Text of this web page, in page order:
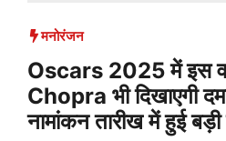
मनोरंजन
Oscars 2025 में इस
Chopra भी दिखाएगी
नामांकन तारीख में हुई